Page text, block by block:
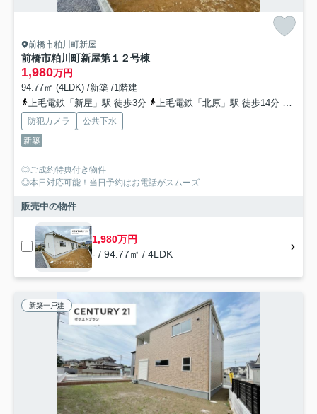
前橋市粕川町新屋
前橋市粕川町新屋第１２号棟
1,980万円
94.77㎡ (4LDK) /新築 /1階建
上毛電鉄「新屋」駅 徒歩3分
上毛電鉄「北原」駅 徒歩14分
防犯カメラ
公共下水
新築
◎ご成約特典付き物件
◎本日対応可能！当日予約はお電話がスムーズ
販売中の物件
1,980万円
- / 94.77㎡ / 4LDK
新築一戸建